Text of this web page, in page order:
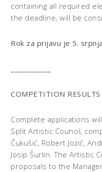
containing all required
the deadline, will be
Rok za prijavu je 5.
COMPETITION RESULTS
Complete applications
Split Artistic Council,
Čukušić, Robert Jozić,
Josip Šurlin. The Artistic
proposals to the